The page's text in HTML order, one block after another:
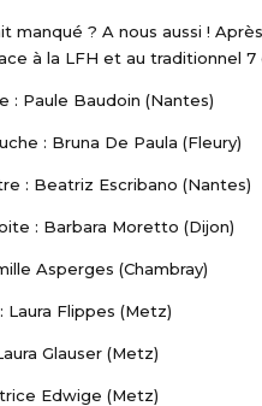
manqué ? A nous aussi !
à la LFH et au traditionnel 7
: Paule Baudoin (Nantes)
: Bruna De Paula (Fleury)
: Beatriz Escribano (Nantes)
: Barbara Moretto (Dijon)
Asperges (Chambray)
Laura Flippes (Metz)
Glauser (Metz)
Edwige (Metz)